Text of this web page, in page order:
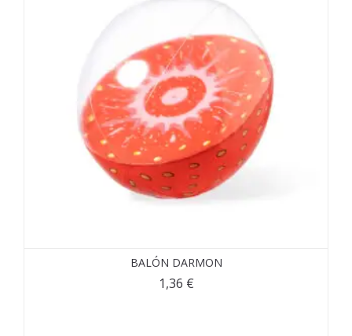
BALÓN DARMON
1,36 €